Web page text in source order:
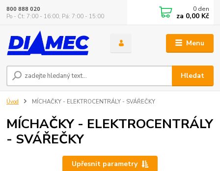
Menu
Hledat
800 888 020
Po - Čt: 7:00 - 16:00, Pá: 7:00 - 15:00
0 den
za 0,00 Kč
Úvod MÍCHAČKY - ELEKTROCENTRÁLY - SVÁŘEČKY
MÍCHAČKY - ELEKTROCENTRÁLY
- SVÁŘEČKY
Upřesnit parametry